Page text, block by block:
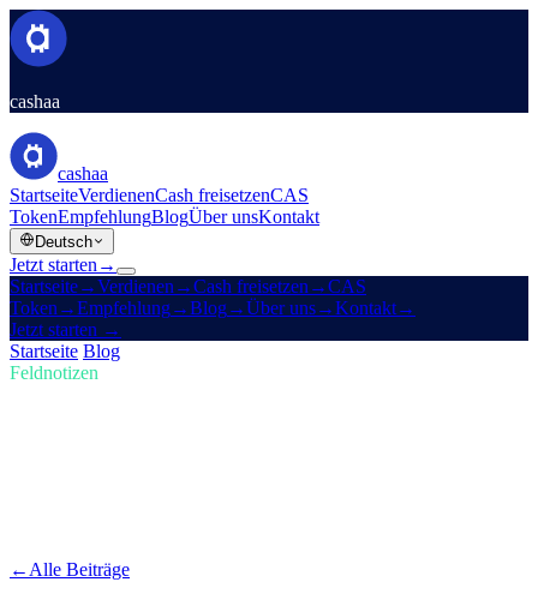
cashaa
cashaa
StartseiteVerdienenCash freisetzenCAS
TokenEmpfehlungBlogÜber unsKontakt
Deutsch
Jetzt starten →
Startseite→Verdienen →Cash freisetzen →CAS
Token →Empfehlung→Blog→Über uns→Kontakt→
Jetzt starten →
Startseite Blog
Feldnotizen
← Alle Beiträge